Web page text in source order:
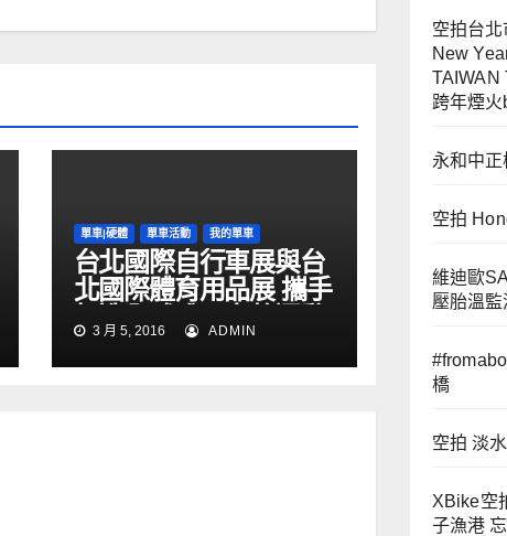
單車|硬體 單車活動 我的單車
台北國際自行車展與台
北國際體育用品展 攜手
打造全球唯一完整運動
產業採購平台
3 月 5, 2016 ADMIN
空拍台
New
TAIWAN
跨年煙
永和中
空拍
維迪歐
壓胎溫
橋
空拍 淡
XBike空
子漁港